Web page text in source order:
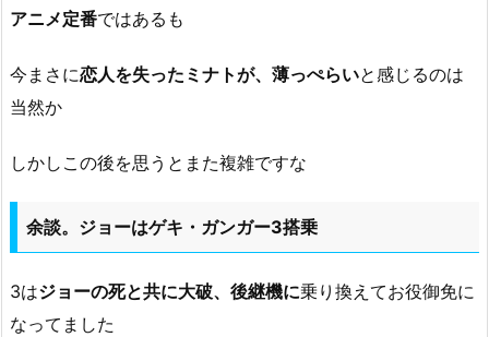
アニメ定番ではあるも
今まさに恋人を失ったミナトが、薄っぺらいと感じるのは
当然か
しかしこの後を思うとまた複雑ですな
余談。ジョーはゲキ・ガンガー3搭乗
3はジョーの死と共に大破、後継機に乗り換えてお役御免に
なってました